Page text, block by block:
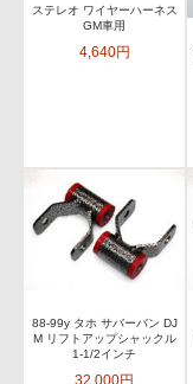
ステレオ ワイヤーハーネス
GM車用
4,640円
88-99y タホ サバーバン DJ
M リフトアップシャックル
1-1/2インチ